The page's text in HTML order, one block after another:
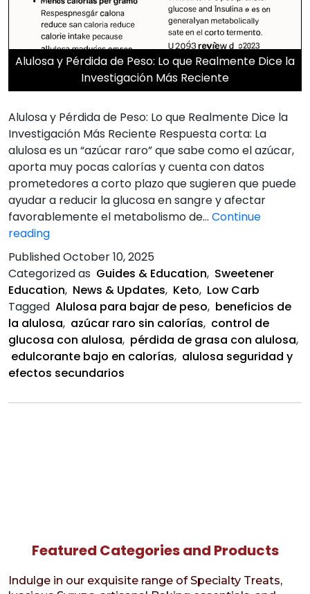
Alulosa y Pérdida de Peso: Lo que Realmente Dice la
Investigación Más Reciente
Alulosa y Pérdida de Peso: Lo que Realmente Dice la
Investigación Más Reciente Respuesta corta: La
alulosa es un “azúcar raro” que sabe como el azúcar,
aporta muy pocas calorías y cuenta con datos
prometedores a corto plazo que sugieren que puede
ayudar a reducir la glucosa en sangre y afectar
favorablemente el metabolismo de… Continue
readingAlulosa
Pérdida
de
Peso
PublishedOctober 10, 2025
Categorized as Guides & Education, Sweetener
Education, News & Updates, Keto, Low Carb
Tagged Alulosa para bajar de peso, beneficios de
la alulosa, azúcar raro sin calorías, control de
glucosa con alulosa, pérdida de grasa con alulosa,
edulcorante bajo en calorías, alulosa seguridad y
efectos secundarios
Featured Categories and Products
Indulge in our exquisite range of Specialty Treats,